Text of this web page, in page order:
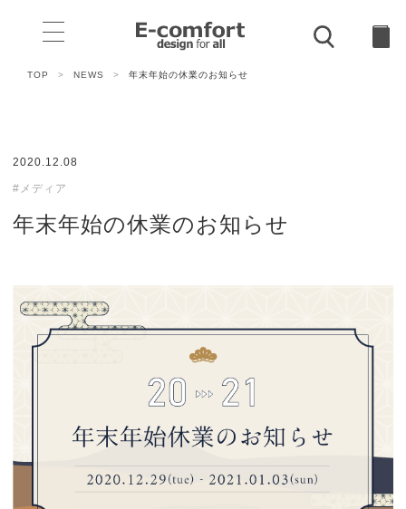
TOP > NEWS > 年末年始の休業のお知らせ
2020.12.08
#メディア
年末年始の休業のお知らせ